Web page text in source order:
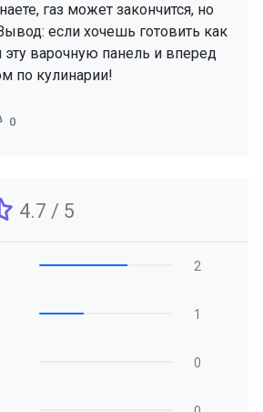
газ может закончится, но
если хочешь готовить как
варочную панель и вперед
по кулинарии!
0
4.7 / 5
2
1
0